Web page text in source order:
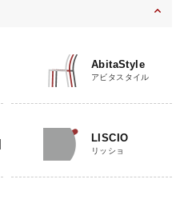
AbitaStyle
アビタスタイル
LISCIO
リッショ